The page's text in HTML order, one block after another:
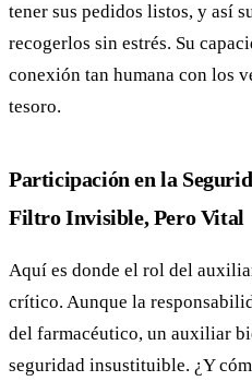
tener sus pedidos listos, y así
recogerlos sin estrés. Su
conexión tan humana con los
tesoro.
Participación en la
Filtro Invisible, Pero Vital
Aquí es donde el rol del
crítico. Aunque la
del farmacéutico, un auxiliar
seguridad insustituible. ¿Y